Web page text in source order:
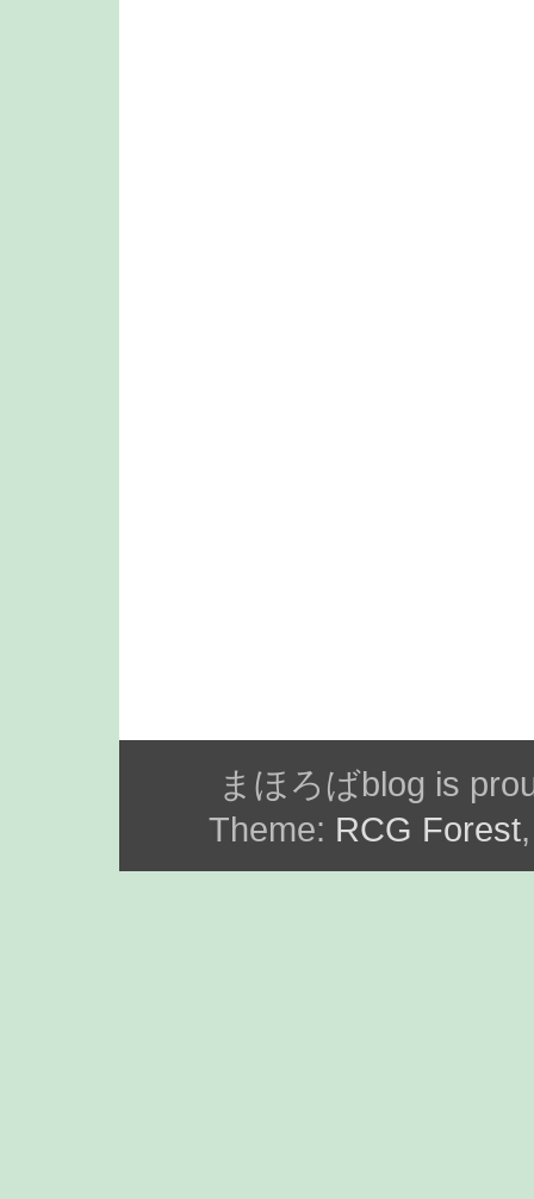
まほろばblog is
Theme: RCG Forest